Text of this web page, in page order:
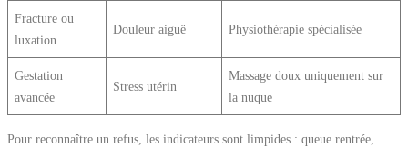
Fracture ou
luxation
Douleur aiguë Physiothérapie spécialisée
Gestation
avancée
Stress utérin
Massage doux uniquement sur
la nuque
Pour reconnaître un refus, les indicateurs sont limpides : queue rentrée,